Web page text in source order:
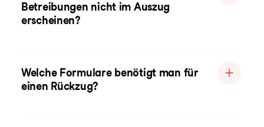
Betreibungen nicht im Auszug
erscheinen?
Welche Formulare benötigt man für
einen Rückzug?